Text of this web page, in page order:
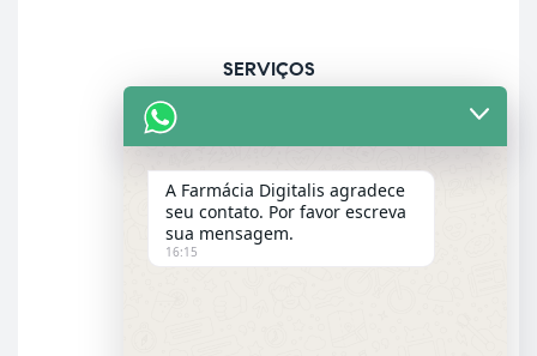
SERVIÇOS
Acolhimento farmacêutico
Assistência personalizada
Check-up
Entrega a domicílio
A Farmácia Digitalis agradece
seu contato. Por favor escreva
sua mensagem.
16:15